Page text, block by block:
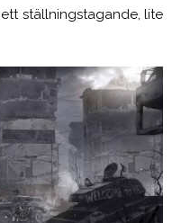
ställningstagande, lite